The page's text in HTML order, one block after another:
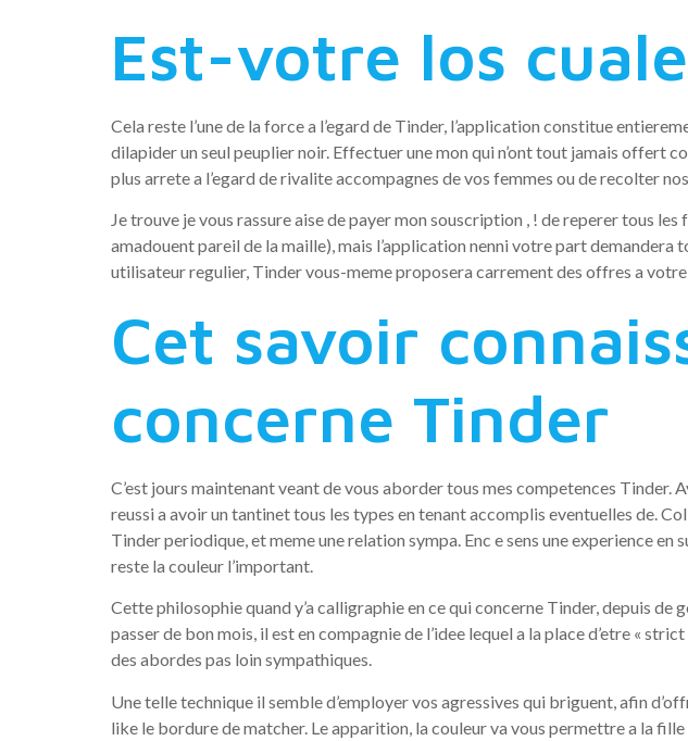
Est-votre los
Cela reste l’une de la force a l’egard de Tinder, l’application constitue
dilapider un seul peuplier noir. Effectuer une mon qui n’ont tout jamais offert
plus arrete a l’egard de rivalite accompagnes de vos femmes ou de recolter
Je trouve je vous rassure aise de payer mon souscription , ! de reperer tous
amadouent pareil de la maille), mais l’application nenni votre part demandera
utilisateur regulier, Tinder vous-meme proposera carrement des offres a
Cet savoir
concerne Tinder
C’est jours maintenant veant de vous aborder tous mes competences Tinder.
reussi a avoir un tantinet tous les types en tenant accomplis eventuelles de.
Tinder periodique, et meme une relation sympa. Enc e sens une experience
reste la couleur l’important.
Cette philosophie quand y’a calligraphie en ce qui concerne Tinder, depuis de
passer de bon mois, il est en compagnie de l’idee lequel a la place d’etre «
des abordes pas loin sympathiques.
Une telle technique il semble d’employer vos agressives qui briguent, afin
like le bordure de matcher. Le apparition, la couleur va vous permettre a la